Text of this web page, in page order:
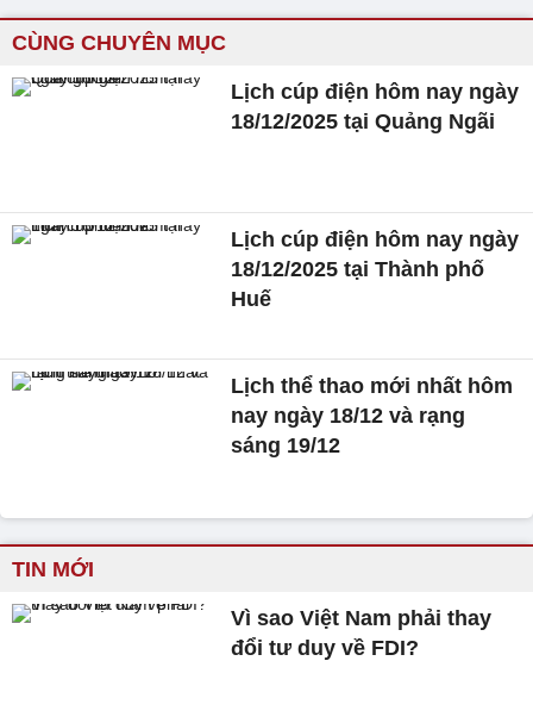
CÙNG CHUYÊN MỤC
Lịch cúp điện hôm nay ngày
18/12/2025 tại Quảng Ngãi
Lịch cúp điện hôm nay ngày
18/12/2025 tại Thành phố
Huế
Lịch thể thao mới nhất hôm
nay ngày 18/12 và rạng
sáng 19/12
TIN MỚI
Vì sao Việt Nam phải thay
đổi tư duy về FDI?